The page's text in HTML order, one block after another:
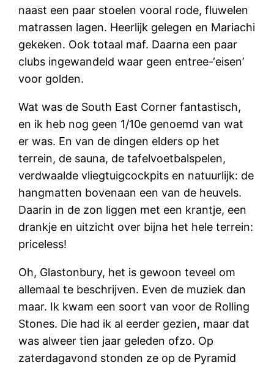
naast een paar stoelen vooral rode, fluwelen
matrassen lagen. Heerlijk gelegen en Mariachi
gekeken. Ook totaal maf. Daarna een paar
clubs ingewandeld waar geen entree-‘eisen’
voor golden.
Wat was de South East Corner fantastisch,
en ik heb nog geen 1/10e genoemd van wat
er was. En van de dingen elders op het
terrein, de sauna, de tafelvoetbalspelen,
verdwaalde vliegtuigcockpits en natuurlijk: de
hangmatten bovenaan een van de heuvels.
Daarin in de zon liggen met een krantje, een
drankje en uitzicht over bijna het hele terrein:
priceless!
Oh, Glastonbury, het is gewoon teveel om
allemaal te beschrijven. Even de muziek dan
maar. Ik kwam een soort van voor de Rolling
Stones. Die had ik al eerder gezien, maar dat
was alweer tien jaar geleden ofzo. Op
zaterdagavond stonden ze op de Pyramid